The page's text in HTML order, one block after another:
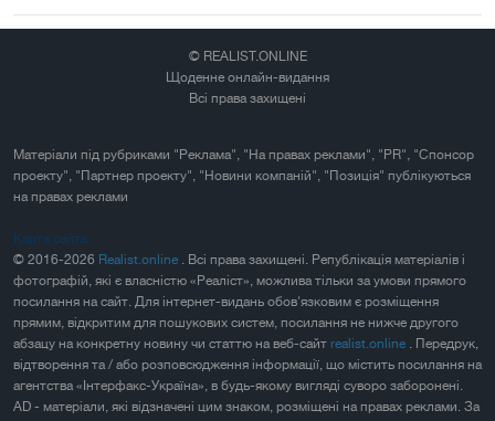
© REALIST.ONLINE
Щоденне онлайн-видання
Всі права захищені
Матеріали під рубриками "Реклама", "На правах реклами", "PR", "Спонсор
проекту", "Партнер проекту", "Новини компаній", "Позиція" публікуються
на правах реклами
Карта сайта
© 2016-2026 Realist.online . Всі права захищені. Републікація матеріалів і
фотографій, які є власністю «Реаліст», можлива тільки за умови прямого
посилання на сайт. Для інтернет-видань обов'язковим є розміщення
прямим, відкритим для пошукових систем, посилання не нижче другого
абзацу на конкретну новину чи статтю на веб-сайт realist.online . Передрук,
відтворення та / або розповсюдження інформації, що містить посилання на
агентства «Інтерфакс-Україна», в будь-якому вигляді суворо заборонені.
AD - матеріали, які відзначені цим знаком, розміщені на правах реклами. За